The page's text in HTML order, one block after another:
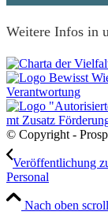
Weitere Infos in
© Copyright -
Veröffentlichung
Personal
Nach oben